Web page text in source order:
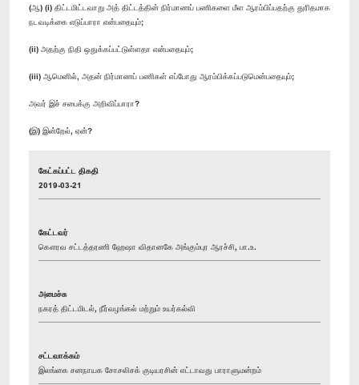
(ஆ) (i) திட்டமிட்டவாறு அத் திட்டத்தின் நிர்மாணப் பணிகளை மீள ஆரம்பிப்பதற்கு துரிதமாக
நடவடிக்கை எடுப்பாரா என்பதையும்;
(ii) அதற்கு நிதி ஒதுக்கப்பட்டுள்ளதா என்பதையும்;
(iii) ஆமெனில், அதன் நிர்மாணப் பணிகள் எப்போது ஆரம்பிக்கப்படுமென்பதையும்;
அவர் இச் சபைக்கு அறிவிப்பாரா?
(இ) இன்றேல், ஏன்?
கேட்கப்பட்ட திகதி
2019-03-21
கேட்டவர்
கௌரவ சட்டத்தரணி ஹேஷா விதானகே அங்கும்புர ஆரச்சி, பா.உ.
அமைச்சு
நகரத் திட்டமிடல், நீர்வழங்கல் மற்றும் உயர்கல்வி
சட்டவாக்கம்
இலங்கை சனநாயக சோசலிசக் குடியரசின் எட்டாவது பாராளுமன்றம்